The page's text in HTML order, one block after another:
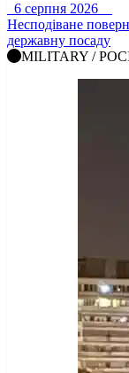
6 серпня 2026
Несподіване
державну посаду
MILITARY /